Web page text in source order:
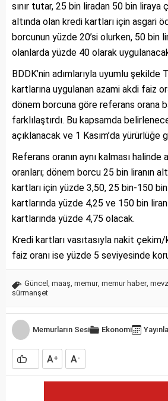
sınır tutar, 25 bin liradan 50 bin liraya
altında olan kredi kartları için asgari
borcunun yüzde 20’si olurken, 50 bin
olanlarda yüzde 40 olarak
BDDK’nin adımlarıyla uyumlu
kartlarına uygulanan azami akdi faiz
dönem borcuna göre referans orana
farklılaştırdı. Bu kapsamda
açıklanacak ve 1 Kasım’da yürürlüğe
Referans oranın aynı kalması halinde
oranları; dönem borcu 25 bin liranın
kartları için yüzde 3,50, 25 bin-150
kartlarında yüzde 4,25 ve 150 bin
kartlarında yüzde 4,75 olacak.
Kredi kartları vasıtasıyla nakit çekim/
faiz oranı ise yüzde 5 seviyesinde
Güncel , maaş, memur, memur haber,
sürmanşet
Memurların Sesi Ekonomi
A+ A-